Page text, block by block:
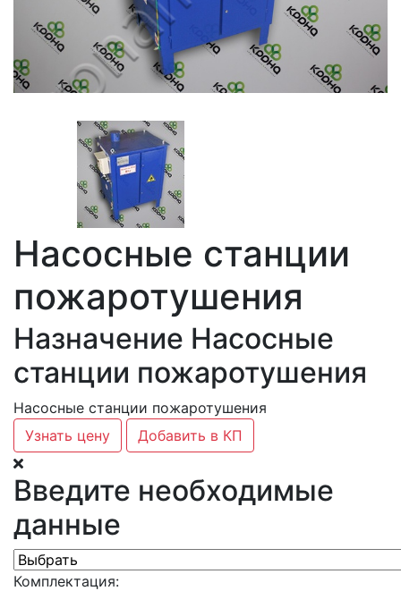
Насосные станции
пожаротушения
Назначение Насосные
станции пожаротушения
Насосные станции пожаротушения
Узнать цену
Добавить в КП
Введите необходимые
данные
Комплектация: